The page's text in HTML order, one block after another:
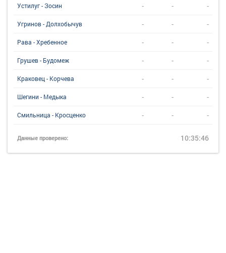
Устилуг - Зосин - - -
Угринов - Долхобычув - - -
Рава - Хребенное - - -
Грушев - Будомеж - - -
Краковец - Корчева - - -
Шегини - Медыка - - -
Смильница - Кросценко - - -
Данные проверено: 10:35:46